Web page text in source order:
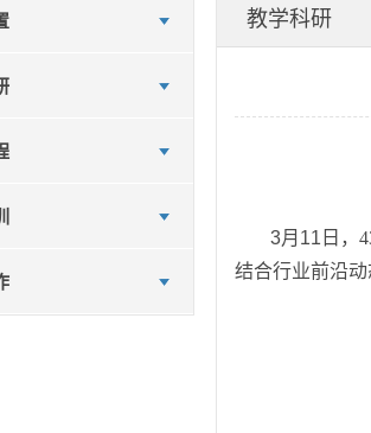
教学科研
3月 11 日，
结合行业前沿